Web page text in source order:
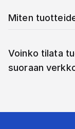
Miten
Voinko tilata
suoraan